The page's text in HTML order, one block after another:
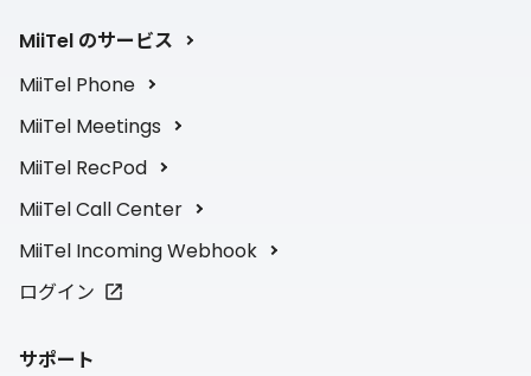
MiiTel のサービス
MiiTel Phone
MiiTel Meetings
MiiTel RecPod
MiiTel Call Center
MiiTel Incoming Webhook
ログイン
サポート